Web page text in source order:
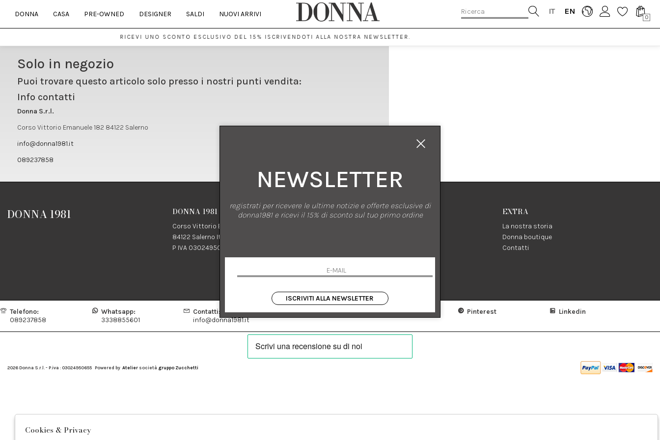
IT EN
0
DONNA CASA PRE-OWNED DESIGNER SALDI NUOVI ARRIVI
RICEVI UNO SCONTO ESCLUSIVO DEL 15% ISCRIVENDOTI ALLA NOSTRA NEWSLETTER.
Solo in negozio
Puoi trovare questo articolo solo presso i nostri punti vendita:
Info contatti
Donna S.r.l.
Corso Vittorio Emanuele 182 84122 Salerno
info@donna1981.it
089237858
DONNA 1981 DONNA 1981
Corso Vittorio Emanuele 182
84122 Salerno Italia
P IVA 03024950655
SHOPPING
Termini e condizioni
Condizioni di vendita
Spedizione
EXTRA
La nostra storia
Donna boutique
Contatti
Telefono:
089237858
Whatsapp:
3338855601
Contatti:
info@donna1981.it
Facebook Instagram Pinterest Linkedin
2026 Donna S.r.l. - P.iva : 03024950655 Powered by Atelier società gruppo Zucchetti
NEWSLETTER
registrati per ricevere le ultime notizie e offerte esclusive di
donna1981 e ricevi il 15% di sconto sul tuo primo ordine
ISCRIVITI ALLA NEWSLETTER
Cookies & Privacy